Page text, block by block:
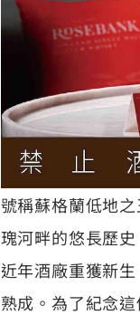
號稱蘇格蘭低地
瑰河畔的悠長歷
近年酒廠重獲新
熟成。為了紀念